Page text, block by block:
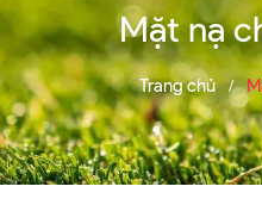
Mặt nạ
Trang chủ /